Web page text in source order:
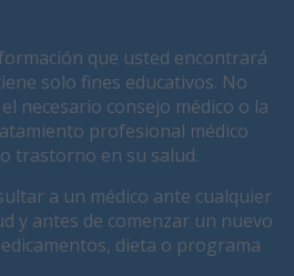
que usted encontrará
solo fines educativos. No
necesario consejo médico o la
profesional médico
trastorno en su salud.
a un médico ante cualquier
y antes de comenzar un nuevo
dieta o programa